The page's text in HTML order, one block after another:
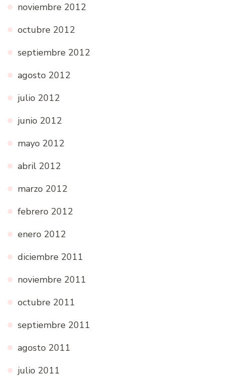
noviembre 2012
octubre 2012
septiembre 2012
agosto 2012
julio 2012
junio 2012
mayo 2012
abril 2012
marzo 2012
febrero 2012
enero 2012
diciembre 2011
noviembre 2011
octubre 2011
septiembre 2011
agosto 2011
julio 2011